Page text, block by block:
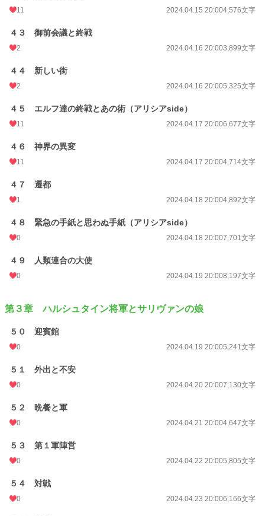
11 2024.04.15 20:004,576文字
４３ 御前会議と終戦
2 2024.04.16 20:003,899文字
４４ 新しい街
2 2024.04.16 20:005,325文字
４５ エルフ達の終戦とあの術（アリシアside）
11 2024.04.17 20:006,677文字
４６ 神界の異変
11 2024.04.17 20:004,714文字
４７ 遷都
1 2024.04.18 20:004,892文字
４８ 緊急の手紙と思わぬ手紙（アリシアside）
0 2024.04.18 20:007,701文字
４９ 人類連合の大使
0 2024.04.19 20:008,197文字
第３章 ハルシュタイン将軍とサリヴァンの娘
５０ 迎賓館
0 2024.04.19 20:005,241文字
５１ 外出と不安
0 2024.04.20 20:007,130文字
５２ 晩餐と軍
0 2024.04.21 20:004,647文字
５３ 第１軍陣営
0 2024.04.22 20:005,805文字
５４ 対戦
0 2024.04.23 20:006,166文字